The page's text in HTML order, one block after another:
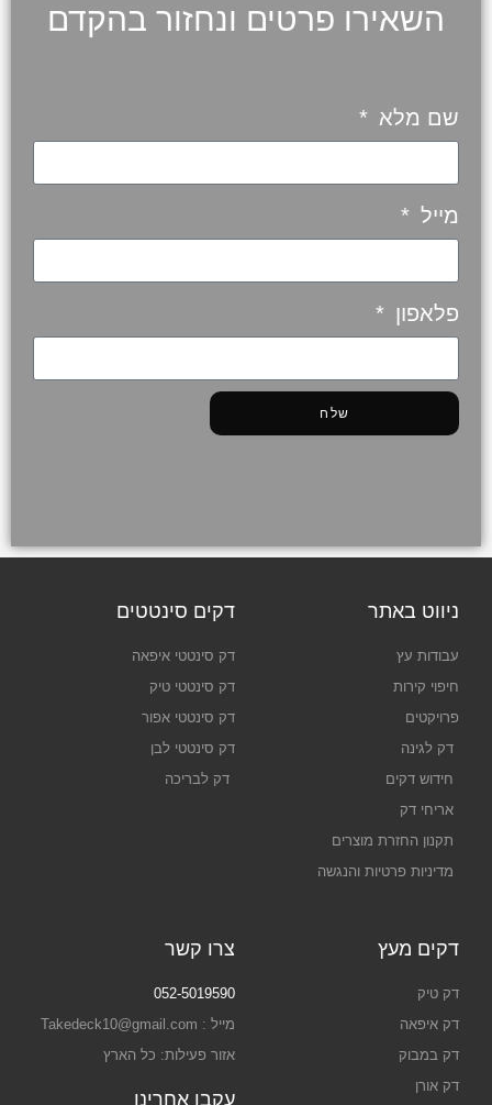
השאירו פרטים ונחזור בהקדם
שם מלא
מייל
פלאפון
שלח
ניווט באתר
עבודות עץ
חיפוי קירות
פרויקטים
דק לגינה
חידוש דקים
אריחי דק
תקנון החזרת מוצרים
מדיניות פרטיות והנגשה
דקים סינטטים
דק סינטטי איפאה
דק סינטטי טיק
דק סינטטי אפור
דק סינטטי לבן
דק לבריכה
דקים מעץ
דק טיק
דק איפאה
דק במבוק
דק אורן
צרו קשר
052-5019590
מייל : Takedeck10@gmail.com
אזור פעילות: כל הארץ
עקבו אחרינו